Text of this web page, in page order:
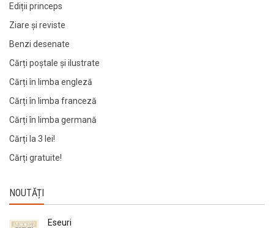
Ediții princeps
Ziare şi reviste
Benzi desenate
Cărți poștale și ilustrate
Cărți în limba engleză
Cărți în limba franceză
Cărți în limba germană
Cărți la 3 lei!
Cărți gratuite!
NOUTĂȚI
Eseuri